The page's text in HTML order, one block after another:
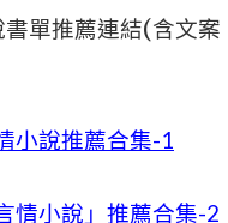
單推薦連結(含文
小說推薦合集-1
情小說」推薦合集-2